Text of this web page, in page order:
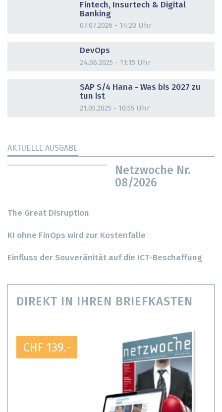
Fintech, Insurtech & Digital
Banking
07.07.2026 - 14:20 Uhr
DevOps
24.06.2025 - 11:15 Uhr
SAP S/4 Hana - Was bis 2027 zu
tun ist
21.05.2025 - 10:55 Uhr
AKTUELLE AUSGABE
Netzwoche Nr.
08/2026
The Great Disruption
KI ohne FinOps wird zur Kostenfalle
Einfluss der Souveränität auf die ICT-Beschaffung
DIREKT IN IHREN BRIEFKASTEN
CHF 139.-